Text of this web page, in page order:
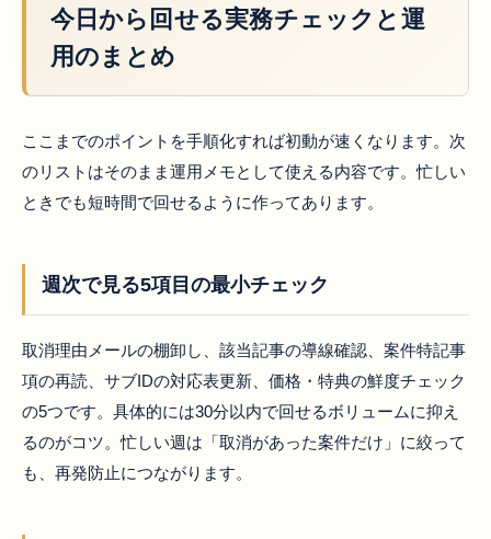
今日から回せる実務チェックと運
用のまとめ
ここまでのポイントを手順化すれば初動が速くなります。次
のリストはそのまま運用メモとして使える内容です。忙しい
ときでも短時間で回せるように作ってあります。
週次で見る5項目の最小チェック
取消理由メールの棚卸し、該当記事の導線確認、案件特記事
項の再読、サブIDの対応表更新、価格・特典の鮮度チェック
の5つです。具体的には30分以内で回せるボリュームに抑え
るのがコツ。忙しい週は「取消があった案件だけ」に絞って
も、再発防止につながります。